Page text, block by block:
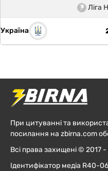
Ліга
Україна
При цитуванні та
посилання на zbirna.com
Всі права захищені ©
Ідентифікатор медіа R40-